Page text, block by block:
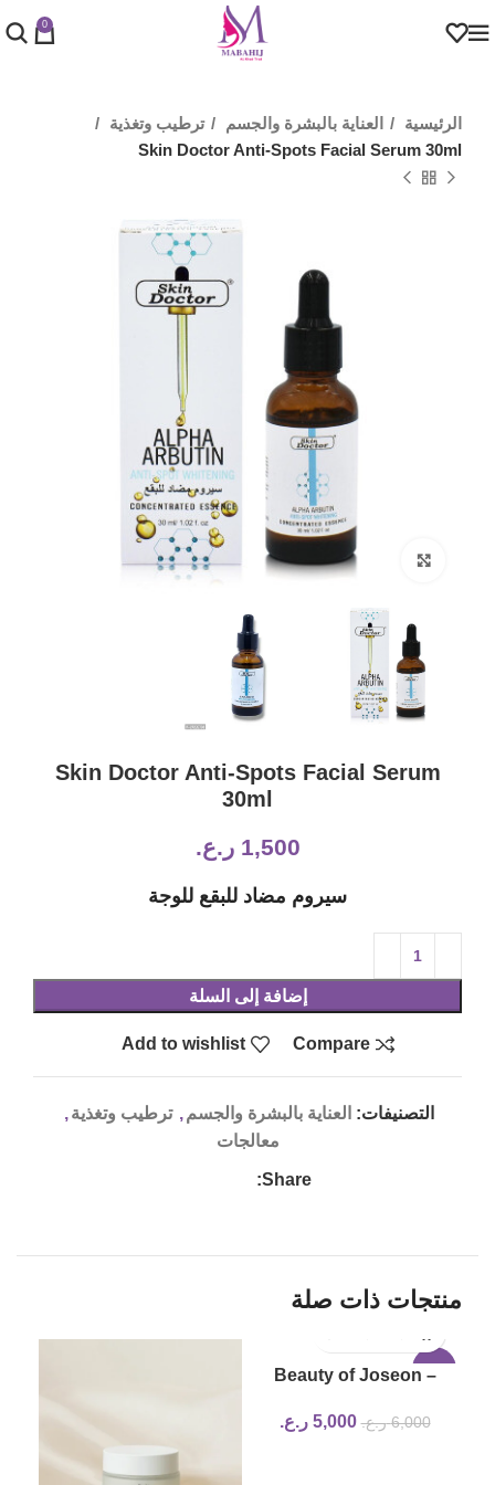
0
الرئيسية العناية بالبشرة والجسم
ترطيب وتغذية
Skin Doctor Anti-Spots Facial Serum 30ml
Click to enlarge
Skin Doctor Anti-Spots Facial Serum
30ml
1,500 ر.ع.
سيروم مضاد للبقع للوجة
إضافة إلى السلة
Compare
Add to wishlist
التصنيفات: العناية بالبشرة والجسم , ترطيب وتغذية ,
معالجات
Share:
منتجات ذات صلة
Beauty of Joseon –
tea + Panthenol
6,000 ر.ع. 5,000 ر.ع.